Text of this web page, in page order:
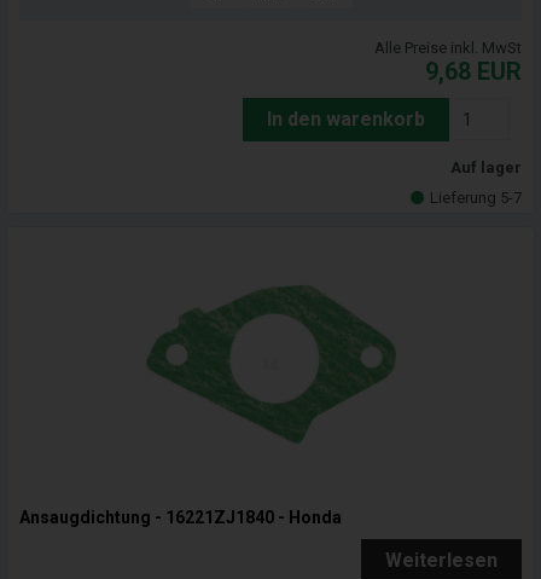
Alle Preise inkl. MwSt
9,68 EUR
In den warenkorb
Auf lager
Lieferung 5-7
Ansaugdichtung - 16221ZJ1840 - Honda
Weiterlesen